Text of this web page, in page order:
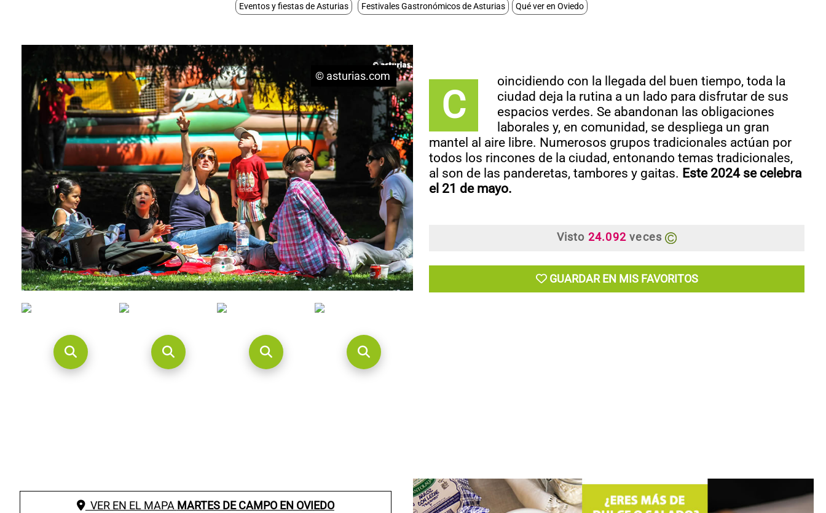
Eventos y fiestas de Asturias Festivales Gastronómicos de Asturias Qué ver en Oviedo
© asturias.com
C
oincidiendo con la llegada del buen tiempo, toda la
ciudad deja la rutina a un lado para disfrutar de sus
espacios verdes. Se abandonan las obligaciones
laborales y, en comunidad, se despliega un gran
mantel al aire libre. Numerosos grupos tradicionales actúan por
todos los rincones de la ciudad, entonando temas tradicionales,
al son de las panderetas, tambores y gaitas. Este 2024 se celebra
el 21 de mayo.
Visto 24.092 veces
GUARDAR EN MIS FAVORITOS
VER EN EL MAPA MARTES DE CAMPO EN OVIEDO